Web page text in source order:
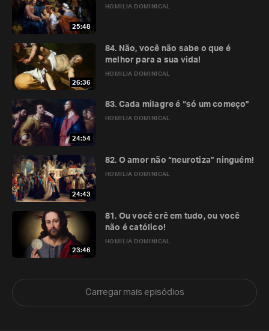
25:48
HOMILIA DOMINICAL
26:36
HOMILIA DOMINICAL
84. Não, você não sabe o que é
melhor para a sua vida!
24:54
HOMILIA DOMINICAL
83. Cada milagre é “só um começo”
24:43
HOMILIA DOMINICAL
82. O amor não “neurotiza” ninguém!
23:46
HOMILIA DOMINICAL
81. Ou você crê em tudo, ou você
não é católico!
Carregar mais episódios